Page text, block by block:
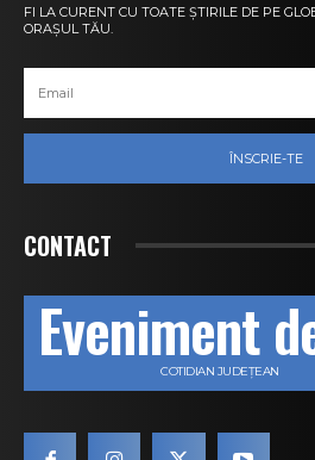
FI LA CURENT CU TOATE ȘTIRILE DE PE
ORAȘUL TĂU.
ÎNSCRIE-TE
CONTACT
Eveniment
COTIDIAN JUDEȚEAN